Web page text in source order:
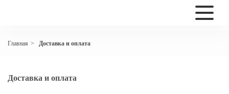
Главная > Доставка и оплата
Доставка и оплата